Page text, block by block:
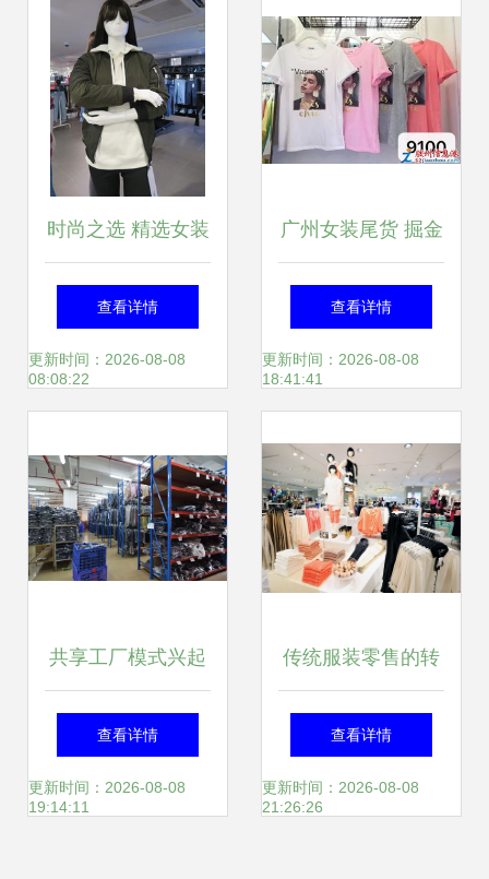
时尚之选 精选女装
品牌推荐与零售趋
势解析
查看详情
更新时间：2026-08-08
08:08:22
广州女装尾货 掘金
服装批发零售的新
蓝海
查看详情
更新时间：2026-08-08
18:41:41
共享工厂模式兴起
15000家服装厂借
力突围，服装零售
查看详情
更新时间：2026-08-08
19:14:11
传统服装零售的转
型之路 并非被互联
网品牌逼入死角，
查看详情
更新时间：2026-08-08
21:26:26